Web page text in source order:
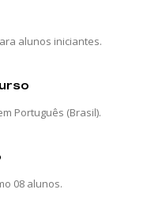
alunos iniciantes.
Português (Brasil).
08 alunos.